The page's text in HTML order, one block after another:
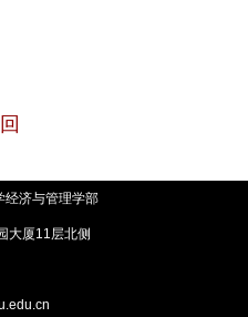
经济与管理学部
大厦11层北侧